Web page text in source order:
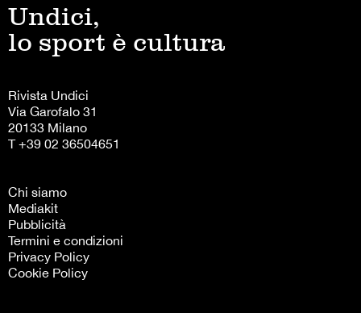
Undici,
lo sport è cultura
Rivista Undici
Via Garofalo 31
20133 Milano
T +39 02 36504651
Chi siamo
Mediakit
Pubblicità
Termini e condizioni
Privacy Policy
Cookie Policy